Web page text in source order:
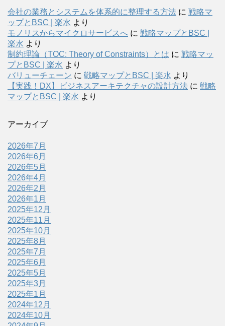
会社の業務とシステムを体系的に整理する方法 に 戦略マ
ップとBSC | 楽水 より
モノリスからマイクロサービスへ に 戦略マップとBSC |
楽水 より
制約理論（TOC: Theory of Constraints）とは に 戦略マッ
プとBSC | 楽水 より
バリューチェーン に 戦略マップとBSC | 楽水 より
【実践！DX】ビジネスアーキテクチャの設計方法 に 戦略
マップとBSC | 楽水 より
アーカイブ
2026年7月
2026年6月
2026年5月
2026年4月
2026年2月
2026年1月
2025年12月
2025年11月
2025年10月
2025年8月
2025年7月
2025年6月
2025年5月
2025年3月
2025年1月
2024年12月
2024年10月